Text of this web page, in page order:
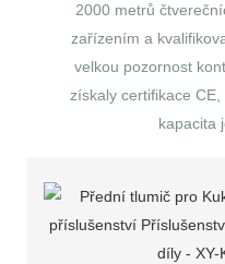
2000 metrů
zařízením a
velkou pozornost
získaly certifikace
kapacita